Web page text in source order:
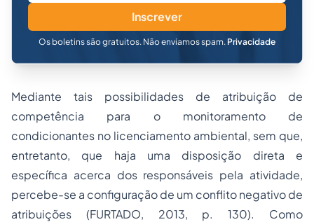
Inscrever
Os boletins são gratuitos. Não enviamos spam. Privacidade
Mediante tais possibilidades de atribuição de
competência para o monitoramento de
condicionantes no licenciamento ambiental, sem que,
entretanto, que haja uma disposição direta e
específica acerca dos responsáveis pela atividade,
percebe-se a configuração de um conflito negativo de
atribuições (FURTADO, 2013, p. 130). Como